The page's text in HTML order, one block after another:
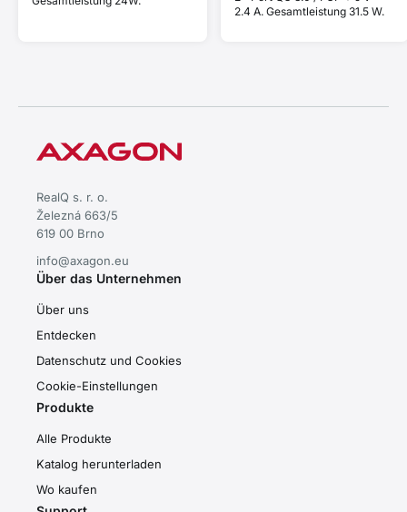
2.4 A. Gesamtleistung 31.5 W.
RealQ s. r. o.
Železná 663/5
619 00 Brno
info@axagon.eu
Über das Unternehmen
Über uns
Entdecken
Datenschutz und Cookies
Cookie-Einstellungen
Produkte
Alle Produkte
Katalog herunterladen
Wo kaufen